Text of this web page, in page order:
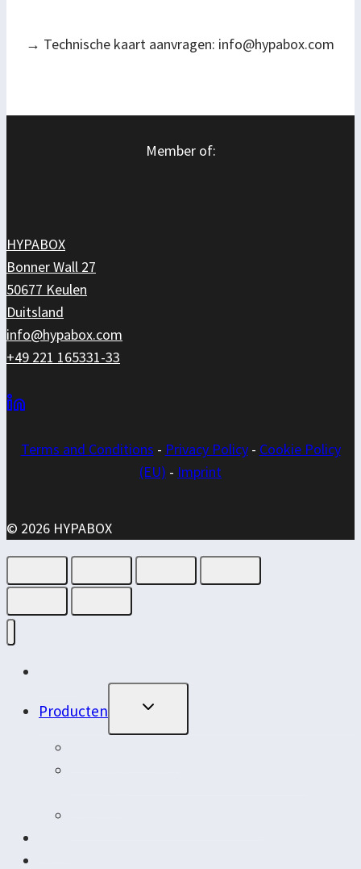
→ Technische kaart aanvragen: info@hypabox.com
Member of:
HYPABOX
Bonner Wall 27
50677 Keulen
Duitsland
info@hypabox.com
+49 221 165331-33
Terms and Conditions - Privacy Policy- Cookie Policy
(EU) - Imprint
© 2026 HYPABOX
Producten
Schakelen
Kindermenu